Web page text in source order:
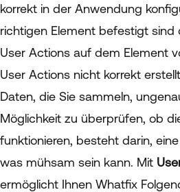
korrekt in der Anwendung
richtigen Element befestigt sind
User Actions auf dem Element
User Actions nicht korrekt
Daten, die Sie sammeln,
Möglichkeit zu überprüfen, ob
funktionieren, besteht darin,
was mühsam sein kann. Mit
ermöglicht Ihnen Whatfix